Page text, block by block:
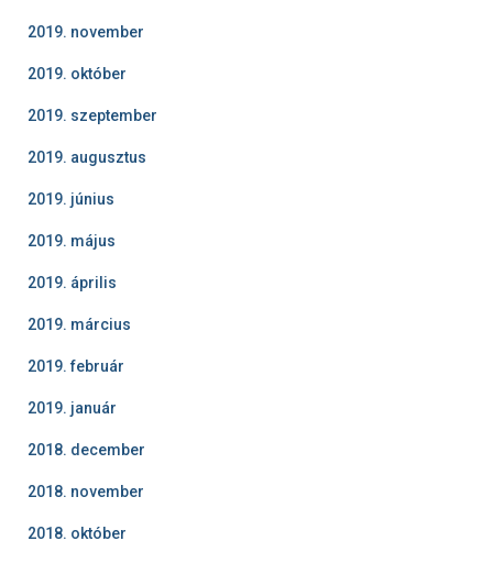
2019. november
2019. október
2019. szeptember
2019. augusztus
2019. június
2019. május
2019. április
2019. március
2019. február
2019. január
2018. december
2018. november
2018. október